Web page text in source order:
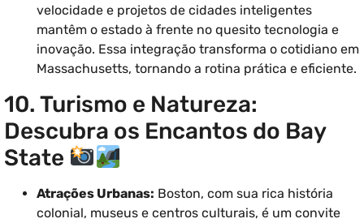
velocidade e projetos de cidades inteligentes
mantêm o estado à frente no quesito tecnologia e
inovação. Essa integração transforma o cotidiano em
Massachusetts, tornando a rotina prática e eficiente.
10. Turismo e Natureza:
Descubra os Encantos do Bay
State
Atrações Urbanas: Boston, com sua rica história
colonial, museus e centros culturais, é um convite